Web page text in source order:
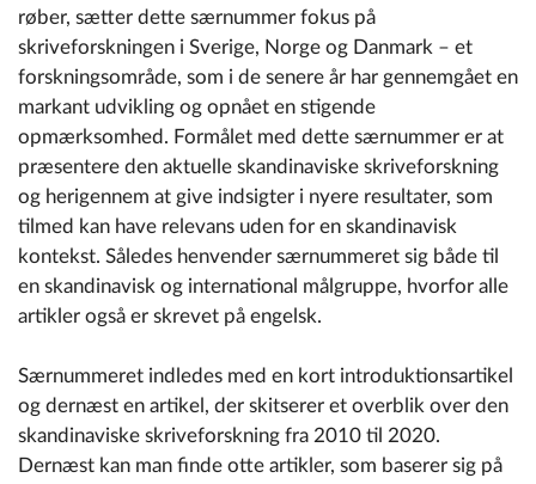
røber, sætter dette særnummer fokus på
skriveforskningen i Sverige, Norge og Danmark – et
forskningsområde, som i de senere år har gennemgået en
markant udvikling og opnået en stigende
opmærksomhed. Formålet med dette særnummer er at
præsentere den aktuelle skandinaviske skriveforskning
og herigennem at give indsigter i nyere resultater, som
tilmed kan have relevans uden for en skandinavisk
kontekst. Således henvender særnummeret sig både til
en skandinavisk og international målgruppe, hvorfor alle
artikler også er skrevet på engelsk.
Særnummeret indledes med en kort introduktionsartikel
og dernæst en artikel, der skitserer et overblik over den
skandinaviske skriveforskning fra 2010 til 2020.
Dernæst kan man finde otte artikler, som baserer sig på